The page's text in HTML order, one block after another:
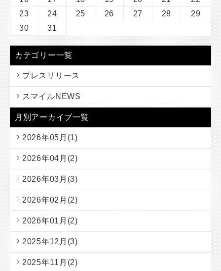
23
24 25 26 27 28
29
30
31
カテゴリー一覧
プレスリリース
スマイルNEWS
月別アーカイブ一覧
2026年05月(1)
2026年04月(2)
2026年03月(3)
2026年02月(2)
2026年01月(2)
2025年12月(3)
2025年11月(2)